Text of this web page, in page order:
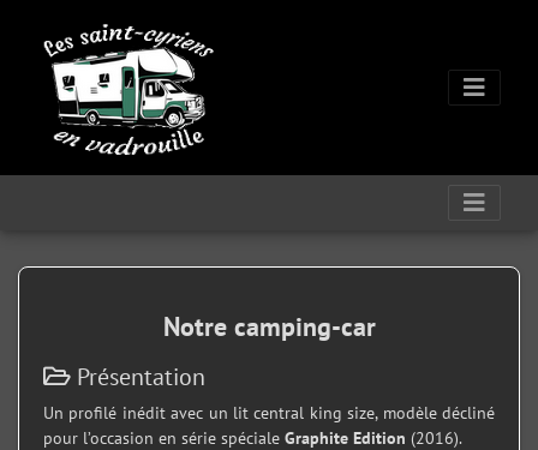
Notre camping-car
Présentation
Un profilé inédit avec un lit central king size, modèle décliné
pour l’occasion en série spéciale Graphite Edition (2016).